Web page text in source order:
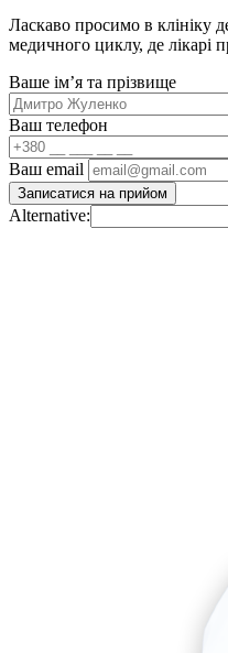
Ласкаво просимо в клініку
медичного циклу, де лікарі
Ваше імʼя та прізвище
Ваш телефон
Ваш email
Alternative: